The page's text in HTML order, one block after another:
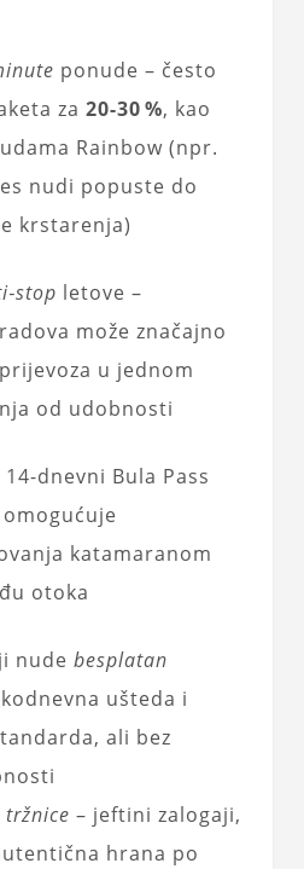
ponude – često
za 20-30 %, kao
Rainbow (npr.
nudi popuste do
krstarenja)
letove –
može značajno
u jednom
od udobnosti
14-dnevni Bula Pass
katamaranom
otoka
nude besplatan
ušteda i
ali bez
– jeftini zalogaji,
hrana po